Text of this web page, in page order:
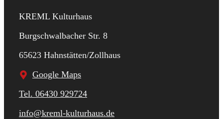
KREML Kulturhaus
Burgschwalbacher Str. 8
65623 Hahnstätten/Zollhaus
Google Maps
Tel. 06430 929724
info@kreml-kulturhaus.de